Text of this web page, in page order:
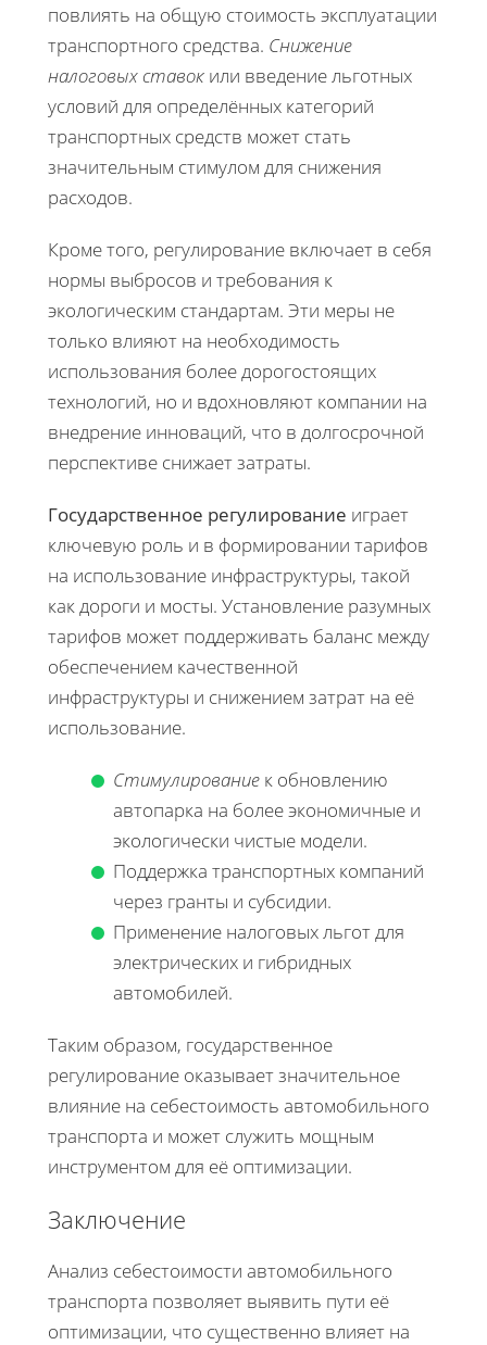
повлиять на общую стоимость эксплуатации
транспортного средства. Снижение
налоговых ставок или введение льготных
условий для определённых категорий
транспортных средств может стать
значительным стимулом для снижения
расходов.
Кроме того, регулирование включает в себя
нормы выбросов и требования к
экологическим стандартам. Эти меры не
только влияют на необходимость
использования более дорогостоящих
технологий, но и вдохновляют компании на
внедрение инноваций, что в долгосрочной
перспективе снижает затраты.
Государственное регулирование играет
ключевую роль и в формировании тарифов
на использование инфраструктуры, такой
как дороги и мосты. Установление разумных
тарифов может поддерживать баланс между
обеспечением качественной
инфраструктуры и снижением затрат на её
использование.
Стимулирование к обновлению
автопарка на более экономичные и
экологически чистые модели.
Поддержка транспортных компаний
через гранты и субсидии.
Применение налоговых льгот для
электрических и гибридных
автомобилей.
Таким образом, государственное
регулирование оказывает значительное
влияние на себестоимость автомобильного
транспорта и может служить мощным
инструментом для её оптимизации.
Заключение
Анализ себестоимости автомобильного
транспорта позволяет выявить пути её
оптимизации, что существенно влияет на